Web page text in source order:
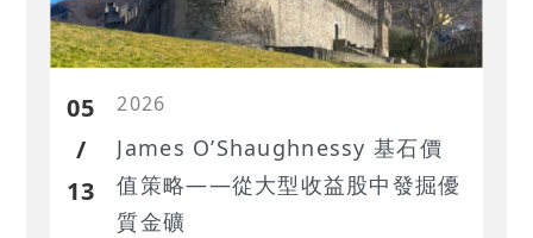
05
/
13
2026
James O’Shaughnessy 基石價
值策略——從大型收益股中發掘優
質金礦